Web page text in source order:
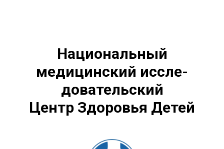
Национальный
медицинский иссле­
довательский
Центр Здоровья Детей